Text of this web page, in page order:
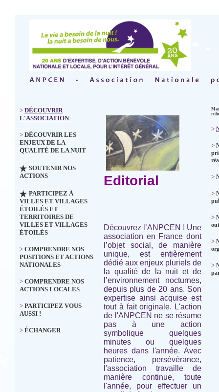
> DÉCOUVRIR
L'ASSOCIATION
> DÉCOUVRIR LES
ENJEUX DE LA
QUALITÉ DE LA NUIT
SOUTENIR NOS
ACTIONS
PARTICIPEZ À
VILLES ET VILLAGES
ÉTOILÉS ET
TERRITOIRES DE
VILLES ET VILLAGES
ÉTOILÉS
> COMPRENDRE NOS
POSITIONS ET ACTIONS
NATIONALES
> COMPRENDRE NOS
ACTIONS LOCALES
> PARTICIPEZ VOUS
AUSSI !
> ÉCHANGER
Editorial
Découvrez l’ANPCEN ! Une
association en France dont
l’objet social, de manière
unique, est entièrement
dédié aux enjeux pluriels de
la qualité de la nuit et de
l’environnement nocturnes,
depuis plus de 20 ans. Son
expertise ainsi acquise est
tout à fait originale. L'action
de l'ANPCEN ne se résume
pas à une action
symbolique quelques
minutes ou quelques
heures dans l'année. Avec
patience, persévérance,
l'association travaille de
manière continue, toute
l'année, pour effectuer un
>
>
>
>
>
>
>